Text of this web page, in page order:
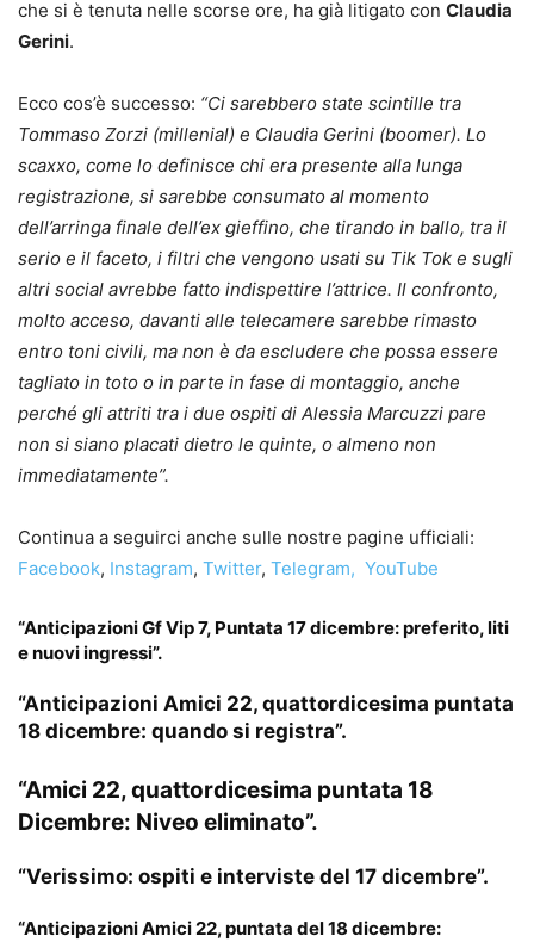
che si è tenuta nelle scorse ore, ha già litigato con Claudia
Gerini.
Ecco cos’è successo: “Ci sarebbero state scintille tra
Tommaso Zorzi (millenial) e Claudia Gerini (boomer). Lo
scaxxo, come lo definisce chi era presente alla lunga
registrazione, si sarebbe consumato al momento
dell’arringa finale dell’ex gieffino, che tirando in ballo, tra il
serio e il faceto, i filtri che vengono usati su Tik Tok e sugli
altri social avrebbe fatto indispettire l’attrice. Il confronto,
molto acceso, davanti alle telecamere sarebbe rimasto
entro toni civili, ma non è da escludere che possa essere
tagliato in toto o in parte in fase di montaggio, anche
perché gli attriti tra i due ospiti di Alessia Marcuzzi pare
non si siano placati dietro le quinte, o almeno non
immediatamente”.
Continua a seguirci anche sulle nostre pagine ufficiali:
Facebook, Instagram, Twitter, Telegram, YouTube
“Anticipazioni Gf Vip 7, Puntata 17 dicembre: preferito, liti
e nuovi ingressi”.
“Anticipazioni Amici 22, quattordicesima puntata
18 dicembre: quando si registra”.
“Amici 22, quattordicesima puntata 18
Dicembre: Niveo eliminato”.
“Verissimo: ospiti e interviste del 17 dicembre”.
“Anticipazioni Amici 22, puntata del 18 dicembre: